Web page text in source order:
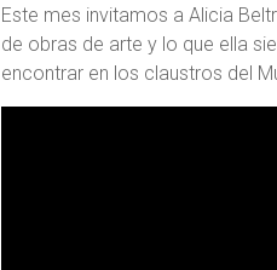
Este mes invitamos a Alicia
de obras de arte y lo que ella
encontrar en los claustros del